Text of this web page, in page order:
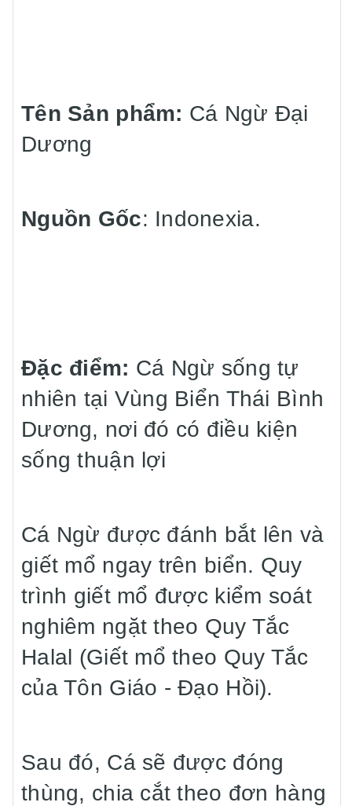
Tên Sản phẩm: Cá Ngừ Đại
Dương
Nguồn Gốc: Indonexia.
Đặc điểm: Cá Ngừ sống tự
nhiên tại Vùng Biển Thái Bình
Dương, nơi đó có điều kiện
sống thuận lợi
Cá Ngừ được đánh bắt lên và
giết mổ ngay trên biển. Quy
trình giết mổ được kiểm soát
nghiêm ngặt theo Quy Tắc
Halal (Giết mổ theo Quy Tắc
của Tôn Giáo - Đạo Hồi).
Sau đó, Cá sẽ được đóng
thùng, chia cắt theo đơn hàng